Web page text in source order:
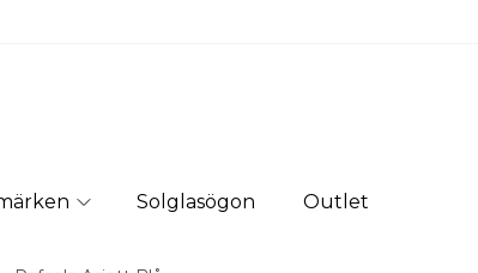
Solglasögon Outlet